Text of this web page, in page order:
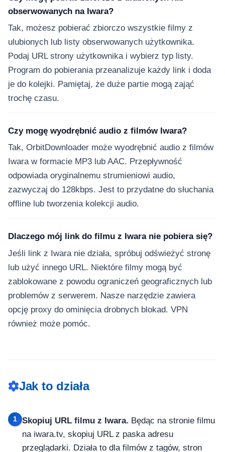
obserwowanych na Iwara?
Tak, możesz pobierać zbiorczo wszystkie filmy z
ulubionych lub listy obserwowanych użytkownika.
Podaj URL strony użytkownika i wybierz typ listy.
Program do pobierania przeanalizuje każdy link i doda
je do kolejki. Pamiętaj, że duże partie mogą zająć
trochę czasu.
Czy mogę wyodrębnić audio z filmów Iwara?
Tak, OrbitDownloader może wyodrębnić audio z filmów
Iwara w formacie MP3 lub AAC. Przepływność
odpowiada oryginalnemu strumieniowi audio,
zazwyczaj do 128kbps. Jest to przydatne do słuchania
offline lub tworzenia kolekcji audio.
Dlaczego mój link do filmu z Iwara nie pobiera się?
Jeśli link z Iwara nie działa, spróbuj odświeżyć stronę
lub użyć innego URL. Niektóre filmy mogą być
zablokowane z powodu ograniczeń geograficznych lub
problemów z serwerem. Nasze narzędzie zawiera
opcję proxy do ominięcia drobnych blokad. VPN
również może pomóc.
Jak to działa
1 Skopiuj URL filmu z Iwara. Będąc na stronie filmu
na iwara.tv, skopiuj URL z paska adresu
przeglądarki. Działa to dla filmów z tagów, stron